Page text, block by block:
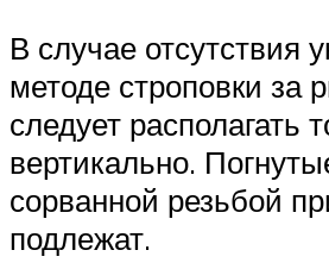
В случае отсутствия
методе строповки за
следует располагать
вертикально.
сорванной резьбой
подлежат.